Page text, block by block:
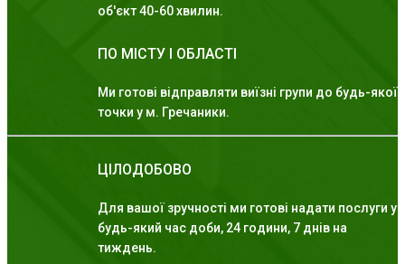
об'єкт 40-60 хвилин.
ПО МІСТУ І ОБЛАСТІ
Ми готові відправляти виїзні групи до будь-якої
точки у м. Гречаники.
ЦІЛОДОБОВО
Для вашої зручності ми готові надати послуги у
будь-який час доби, 24 години, 7 днів на
тиждень.